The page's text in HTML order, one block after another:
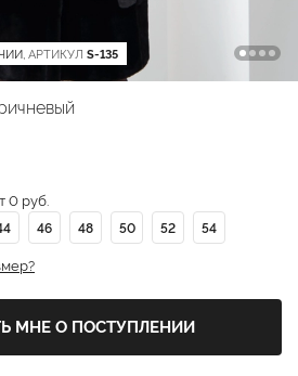
АРТИКУЛ S-135
0 руб.
46 48 50 52 54
МНЕ О ПОСТУПЛЕНИИ